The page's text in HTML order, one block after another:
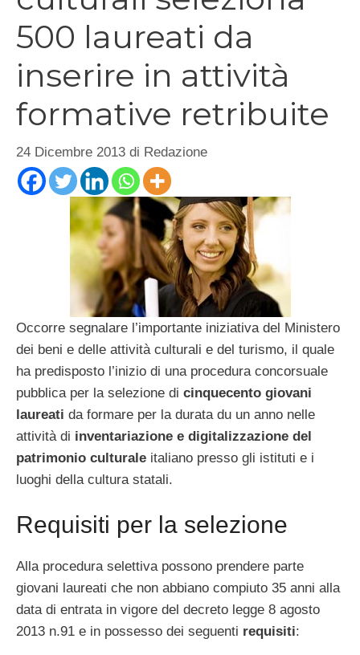
500 laureati da
inserire in attività
formative retribuite
24 Dicembre 2013 di Redazione
Occorre segnalare l’importante iniziativa del Ministero
dei beni e delle attività culturali e del turismo, il quale
ha predisposto l’inizio di una procedura concorsuale
pubblica per la selezione di cinquecento giovani
laureati da formare per la durata du un anno nelle
attività di inventariazione e digitalizzazione del
patrimonio culturale italiano presso gli istituti e i
luoghi della cultura statali.
Requisiti per la selezione
Alla procedura selettiva possono prendere parte
giovani laureati che non abbiano compiuto 35 anni alla
data di entrata in vigore del decreto legge 8 agosto
2013 n.91 e in possesso dei seguenti requisiti: